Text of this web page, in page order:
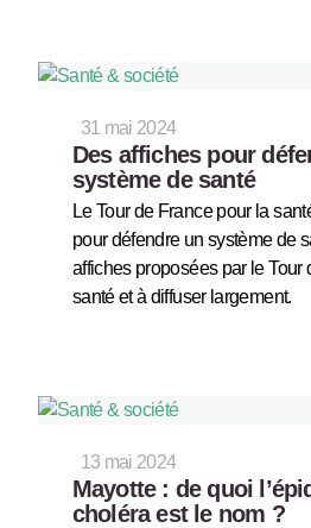
31 mai 2024
Des affiches pour
système de santé
Le Tour de France pour la
pour défendre un système de
affiches proposées par le Tour
santé et à diffuser largement.
13 mai 2024
Mayotte : de quoi
choléra est le nom ?